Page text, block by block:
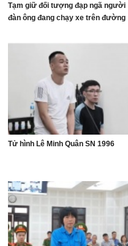
Tạm giữ đối tượng đạp ngã người
đàn ông đang chạy xe trên đường
Tử hình Lê Minh Quân SN 1996